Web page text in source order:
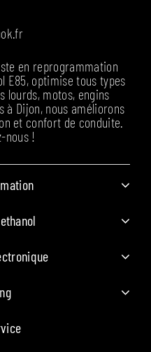
en reprogrammation
E85, optimise tous types
lourds, motos, engins
à Dijon, nous améliorons
et confort de conduite.
nous !